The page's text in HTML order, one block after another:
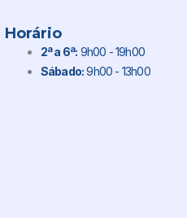
Horário
2ª a 6ª: 9h00 - 19h00
Sábado:9h00 - 13h00